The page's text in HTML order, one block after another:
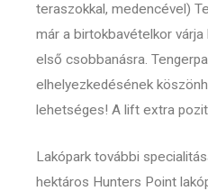
teraszokkal, medencével)
már a birtokbavételkor
első csobbanásra.
elhelyezkedésének
lehetséges! A lift extra
Lakópark további
hektáros Hunters Point